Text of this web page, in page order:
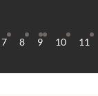
7 8 9 10 11